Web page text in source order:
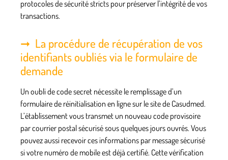
protocoles de sécurité stricts pour préserver l’intégrité de vos
transactions.
La procédure de récupération de vos
identifiants oubliés via le formulaire de
demande
Un oubli de code secret nécessite le remplissage d’un
formulaire de réinitialisation en ligne sur le site de Casudmed.
L’établissement vous transmet un nouveau code provisoire
par courrier postal sécurisé sous quelques jours ouvrés. Vous
pouvez aussi recevoir ces informations par message sécurisé
si votre numéro de mobile est déjà certifié. Cette vérification